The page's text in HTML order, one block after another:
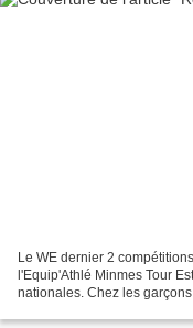
Le WE dernier 2
l'Equip'Athlé Minmes Tour
nationales. Chez les